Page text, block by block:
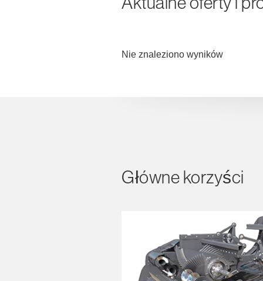
Nie znaleziono wyników
Główne korzyści